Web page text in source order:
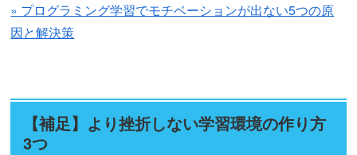
» プログラミング学習でモチベーションが出ない5つの原
因と解決策
【補足】より挫折しない学習環境の作り方
3つ